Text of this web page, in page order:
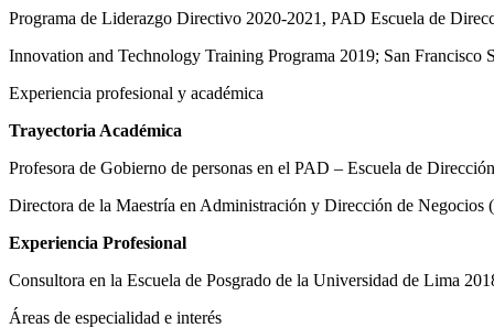
Programa de Liderazgo Directivo 2020-2021, PAD Escuela de
Innovation and Technology Training Programa 2019; San Francisco
Experiencia profesional y académica
Trayectoria Académica
Profesora de Gobierno de personas en el PAD – Escuela de
Directora de la Maestría en Administración y Dirección de
Experiencia Profesional
Consultora en la Escuela de Posgrado de la Universidad de Lima
Áreas de especialidad e interés